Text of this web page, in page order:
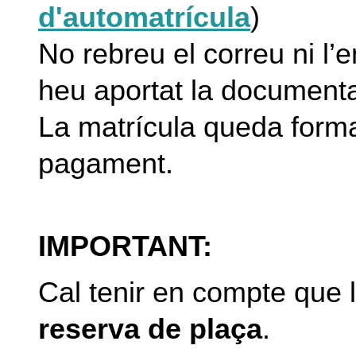
d'automatrícula)
No rebreu el correu ni
heu aportat la
La matrícula queda
pagament.
IMPORTANT:
Cal tenir en compte
reserva de plaça.